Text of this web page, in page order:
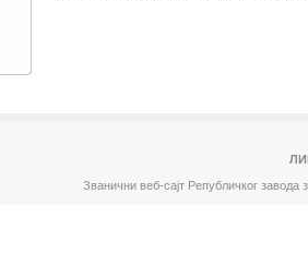
Званични веб-сајт Републичког